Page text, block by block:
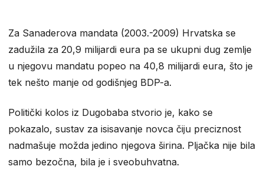
Za Sanaderova mandata (2003.-2009) Hrvatska se
zadužila za 20,9 milijardi eura pa se ukupni dug zemlje
u njegovu mandatu popeo na 40,8 milijardi eura, što je
tek nešto manje od godišnjeg BDP-a.
Politički kolos iz Dugobaba stvorio je, kako se
pokazalo, sustav za isisavanje novca čiju preciznost
nadmašuje možda jedino njegova širina. Pljačka nije bila
samo bezočna, bila je i sveobuhvatna.